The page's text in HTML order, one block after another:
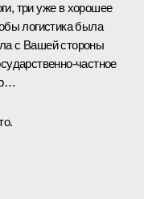
три уже в хорошее
логистика была
с Вашей стороны
частное